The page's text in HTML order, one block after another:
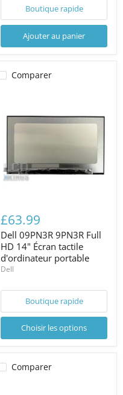
Boutique rapide
Ajouter au panier
Comparer
£63.99
Dell 09PN3R 9PN3R Full
HD 14" Écran tactile
d'ordinateur portable
Dell
Boutique rapide
Choisir les options
Comparer